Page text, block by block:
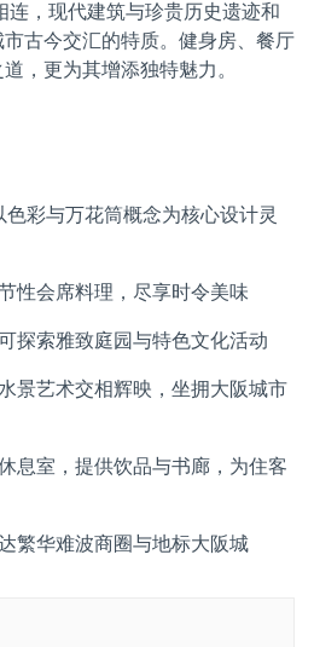
连，现代建筑与珍贵历史遗迹和
古今交汇的特质。健身房、餐厅
，更为其增添独特魅力。
色彩与万花筒概念为核心设计灵
性会席料理，尽享时令美味
探索雅致庭园与特色文化活动
景艺术交相辉映，坐拥大阪城市
息室，提供饮品与书廊，为住客
繁华难波商圈与地标大阪城